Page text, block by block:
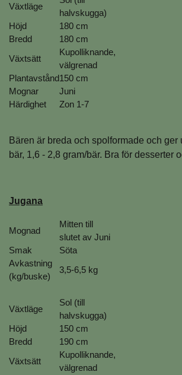
Växtläge
halvskugga)
Höjd
180 cm
Bredd
180 cm
Växtsätt
Kupolliknande,
välgrenad
Plantavstånd150 cm
Mognar
Juni
Härdighet
Zon 1-7
Bären är breda och spolformade och ger
bär, 1,6 - 2,8 gram/bär. Bra för desserter
Jugana
Mognad
Mitten till
slutet av Juni
Smak
Söta
Avkastning
(kg/buske)
3,5-6,5 kg
Växtläge
Sol (till
halvskugga)
Höjd
150 cm
Bredd
190 cm
Växtsätt
Kupolliknande,
välgrenad